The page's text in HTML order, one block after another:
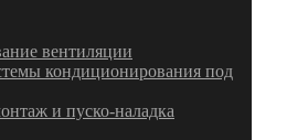
вентиляции
кондиционирования под
и пуско-наладка